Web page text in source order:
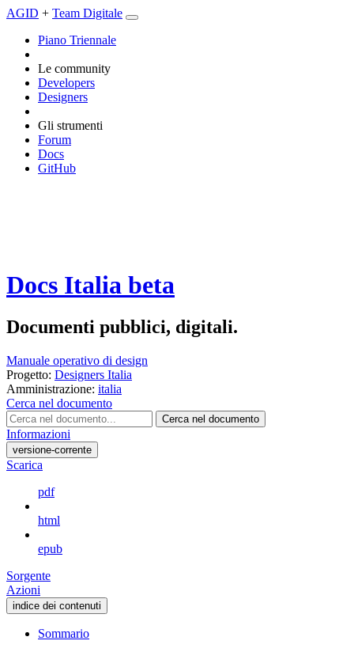
AGID + Team Digitale
Piano Triennale
Le community
Developers
Designers
Gli strumenti
Forum
Docs
GitHub
Docs Italia beta
Documenti pubblici, digitali.
Manuale operativo di design
Progetto: Designers Italia
Amministrazione: italia
Cerca nel documento
Cerca nel documento
Informazioni
versione-corrente
Scarica
pdf
html
epub
Sorgente
Azioni
indice dei contenuti
Sommario